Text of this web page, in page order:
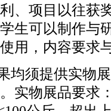
、项目以往获
生可以制作与
用，内容要求
须提供实物展
实物展品要求